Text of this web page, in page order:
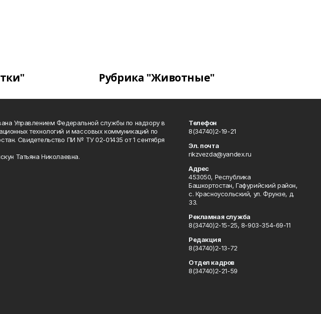
Рубрика "Животные"
Управлением Федеральной службы по надзору в
технологий и массовых коммуникаций по
Свидетельство ПИ № ТУ 02-01435 от 1 сентября
Татьяна Николаевна.
Телефон
8(34740)2-19-21
Эл. почта
rikzvezda@yandex.ru
Адрес
453050, Республика
Башкортостан, Гафурийский район,
с. Красноусольский, ул. Фрунзе, д.
33.
Рекламная служба
8(34740)2-15-25, 8-903-354-69-11
Редакция
8(34740)2-13-72
Отдел кадров
8(34740)2-21-59